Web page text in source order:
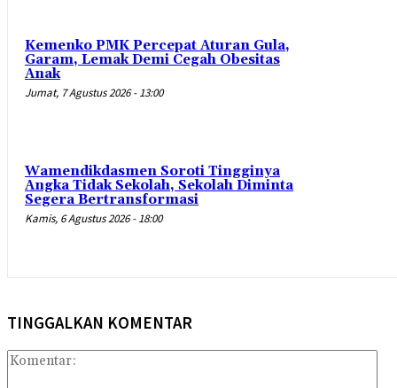
Kemenko PMK Percepat Aturan Gula,
Garam, Lemak Demi Cegah Obesitas
Anak
Jumat, 7 Agustus 2026 - 13:00
Wamendikdasmen Soroti Tingginya
Angka Tidak Sekolah, Sekolah Diminta
Segera Bertransformasi
Kamis, 6 Agustus 2026 - 18:00
TINGGALKAN KOMENTAR